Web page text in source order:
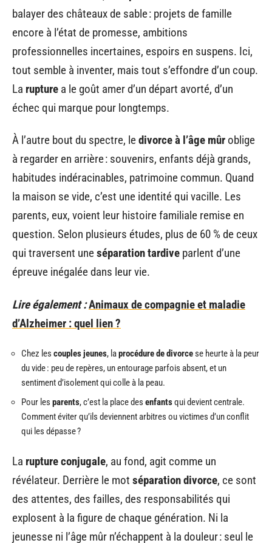
balayer des châteaux de sable : projets de famille
encore à l’état de promesse, ambitions
professionnelles incertaines, espoirs en suspens. Ici,
tout semble à inventer, mais tout s’effondre d’un coup.
La rupture a le goût amer d’un départ avorté, d’un
échec qui marque pour longtemps.
À l’autre bout du spectre, ledivorce à l’âge mûr oblige
à regarder en arrière : souvenirs, enfants déjà grands,
habitudes indéracinables, patrimoine commun. Quand
la maison se vide, c’est une identité qui vacille. Les
parents, eux, voient leur histoire familiale remise en
question. Selon plusieurs études, plus de 60 % de ceux
qui traversent uneséparation tardive parlent d’une
épreuve inégalée dans leur vie.
Lire également :Animaux de compagnie et maladie
d’Alzheimer : quel lien ?
Chez les couples jeunes, laprocédure de divorcese heurte à la peur
du vide : peu de repères, un entourage parfois absent, et un
sentiment d’isolement qui colle à la peau.
Pour les parents, c’est la place des enfantsqui devient centrale.
Comment éviter qu’ils deviennent arbitres ou victimes d’un conflit
qui les dépasse ?
La rupture conjugale, au fond, agit comme un
révélateur. Derrière le mot séparation divorce, ce sont
des attentes, des failles, des responsabilités qui
explosent à la figure de chaque génération. Ni la
jeunesse ni l’âge mûr n’échappent à la douleur : seul le